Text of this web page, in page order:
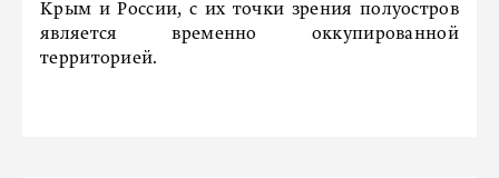
Крым и России, с их точки зрения полуостров
является временно оккупированной
территорией.